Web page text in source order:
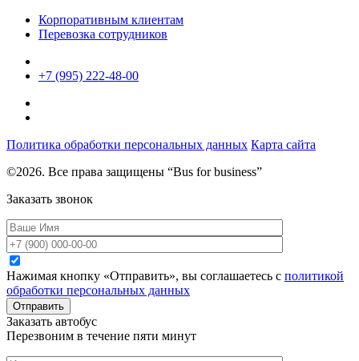
Корпоративным клиентам
Перевозка сотрудников
+7 (995) 222-48-00
Политика обработки персональных данных Карта сайта
©2026. Все права защищены “Bus for business”
Заказать звонок
Нажимая кнопку «Отправить», вы соглашаетесь с политикой
обработки персональных данных
Отправить
Заказать автобус
Перезвоним в течение пяти минут